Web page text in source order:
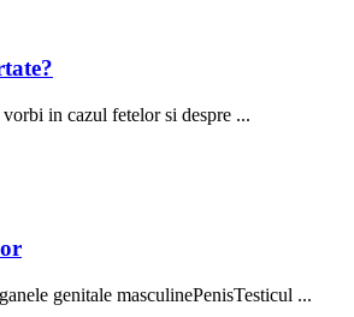
in cazul fetelor si despre ...
genitale masculinePenisTesticul ...